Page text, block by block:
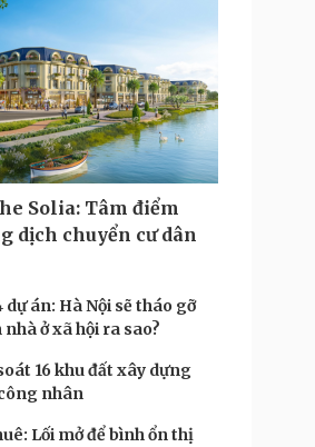
Solia: Tâm điểm
dịch chuyển cư dân
dự án: Hà Nội sẽ tháo gỡ
ở xã hội ra sao?
16 khu đất xây dựng
nhân
Lối mở để bình ổn thị